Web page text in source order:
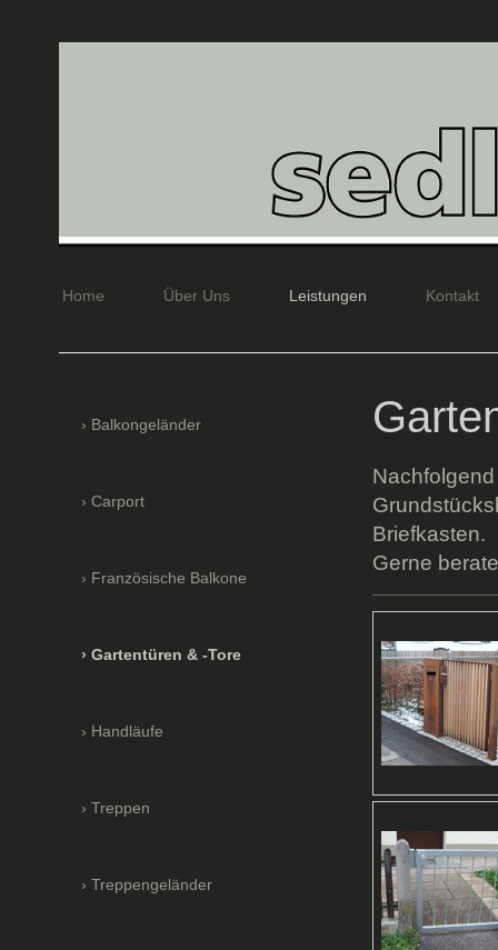
Home Über Uns Leistungen Kontakt
Briefkasten.
Gerne
Balkongeländer
Carport
Französische Balkone
Gartentüren & -Tore
Handläufe
Treppen
Treppengeländer